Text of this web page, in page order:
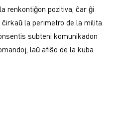
renkontiĝon pozitiva, ĉar ĝi
la perimetro de la milita
subteni komunikadon
laŭ afiŝo de la kuba